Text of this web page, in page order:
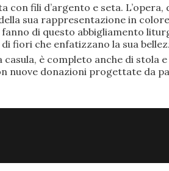
con fili d’argento e seta.
sua rappresentazione in
di questo abbigliamento
fiori che enfatizzano la sua
è completo anche di stola
donazioni progettate da